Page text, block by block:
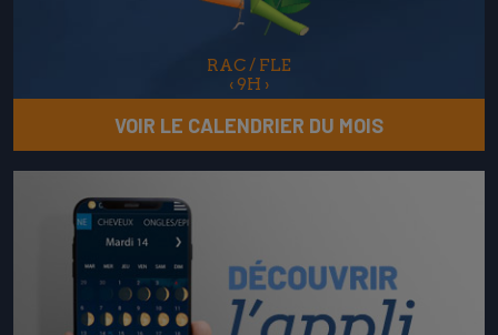
RAC / FLE
‹9H ›
VOIR LE CALENDRIER DU MOIS